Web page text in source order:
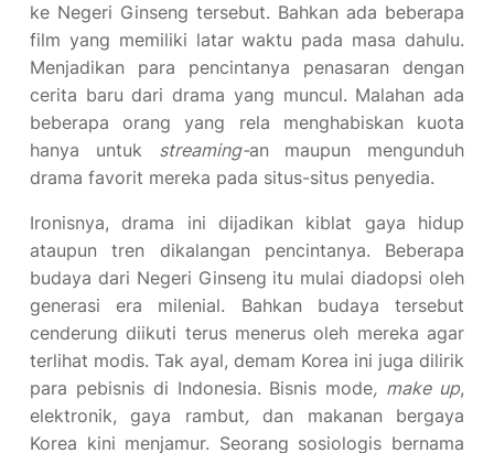
ke Negeri Ginseng tersebut. Bahkan ada beberapa
film yang memiliki latar waktu pada masa dahulu.
Menjadikan para pencintanya penasaran dengan
cerita baru dari drama yang muncul. Malahan ada
beberapa orang yang rela menghabiskan kuota
hanya untuk streaming-an maupun mengunduh
drama favorit mereka pada situs-situs penyedia.
Ironisnya, drama ini dijadikan kiblat gaya hidup
ataupun tren dikalangan pencintanya. Beberapa
budaya dari Negeri Ginseng itu mulai diadopsi oleh
generasi era milenial. Bahkan budaya tersebut
cenderung diikuti terus menerus oleh mereka agar
terlihat modis. Tak ayal, demam Korea ini juga dilirik
para pebisnis di Indonesia. Bisnis mode, make up,
elektronik, gaya rambut,dan makanan bergaya
Korea kini menjamur. Seorang sosiologis bernama